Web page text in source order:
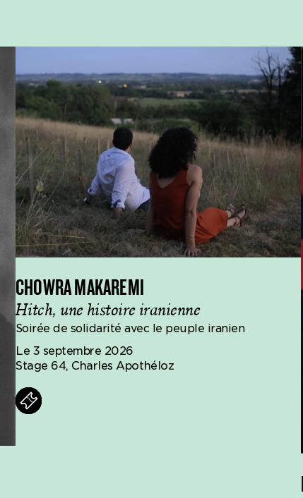
CHOWRA MAKAREMI
Hitch, une histoire iranienne
Soirée de solidarité avec le peuple iranien
Le 3 septembre 2026
Stage 64, Charles Apothéloz